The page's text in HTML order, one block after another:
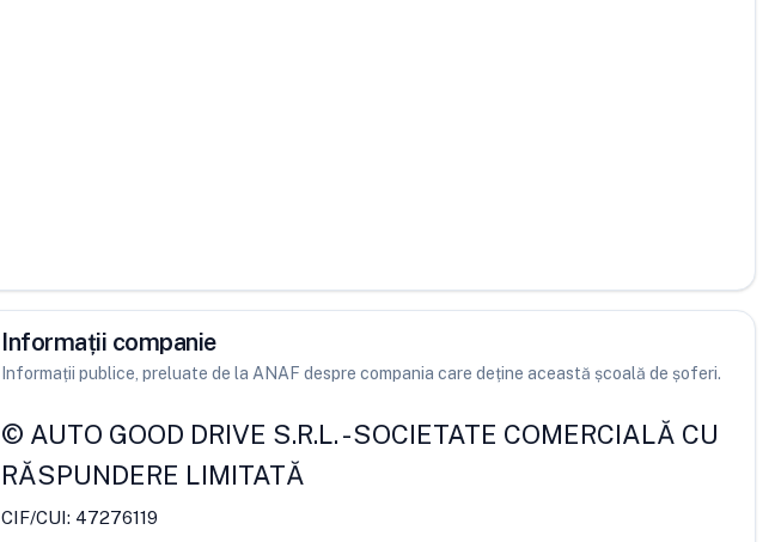
Informații companie
Informații publice, preluate de la ANAF despre compania care deține această școală de șoferi.
© AUTO GOOD DRIVE S.R.L.-SOCIETATE COMERCIALĂ CU
RĂSPUNDERE LIMITATĂ
CIF/CUI: 47276119